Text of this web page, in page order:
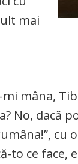
mai
mâna,
No, dacă
cu
to ce